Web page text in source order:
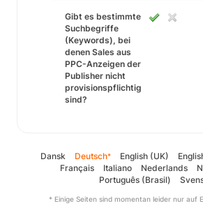
Gibt es bestimmte
Suchbegriffe
(Keywords), bei
denen Sales aus
PPC-Anzeigen der
Publisher nicht
provisionspflichtig
sind?
Dansk Deutsch* English (UK)
Français
Italiano Nederlands
Português (Brasil)
* Einige Seiten sind momentan leider nur auf